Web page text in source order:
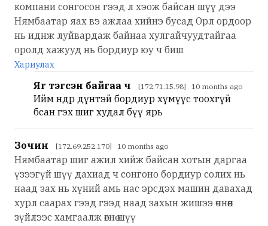
компани сонгосон гээд л хэож байсан шүү дээ
Нямбаатар яах вэ ажлаа хийнэ бусад Орл ордоор
нь иднж луйвардаж байнаа хулгайчуудтайгаа
оролд хажууд нь бордиур юу ч биш
Хариулах
Яг тэгсэн байгаа ч [172.71.15.98] 10 months ago
Ийм өндөр дүнтэй бордиур хүмүүс тоохгүй
бсан гэх шиг худал бүү ярь
Зочин [172.69.252.170] 10 months ago
Нямбаатар шиг ажил хийж байсан хотын даргаа
үзээгүй шүү дахиад ч сонгоно бордиур солих нь
наад зах нь хүний амь нас эрсдэх машин давахад
хурл саарах гээд гээд наад захын жишээ өчнөөн
зүйлээс хамгаалж өгнө шүү